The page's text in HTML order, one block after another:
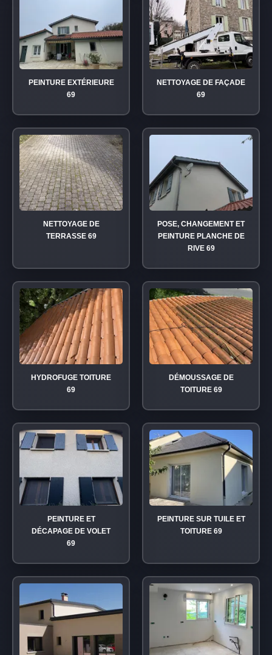
PEINTURE EXTÉRIEURE
69
NETTOYAGE DE FAÇADE
69
NETTOYAGE DE
TERRASSE 69
POSE, CHANGEMENT ET
PEINTURE PLANCHE DE
RIVE 69
HYDROFUGE TOITURE
69
DÉMOUSSAGE DE
TOITURE 69
PEINTURE ET
DÉCAPAGE DE VOLET
69
PEINTURE SUR TUILE ET
TOITURE 69